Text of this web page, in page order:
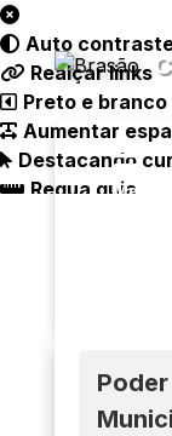
Menu
Auto
Realçar links
Preto e branco
Aumentar
Destacando
Regua guia